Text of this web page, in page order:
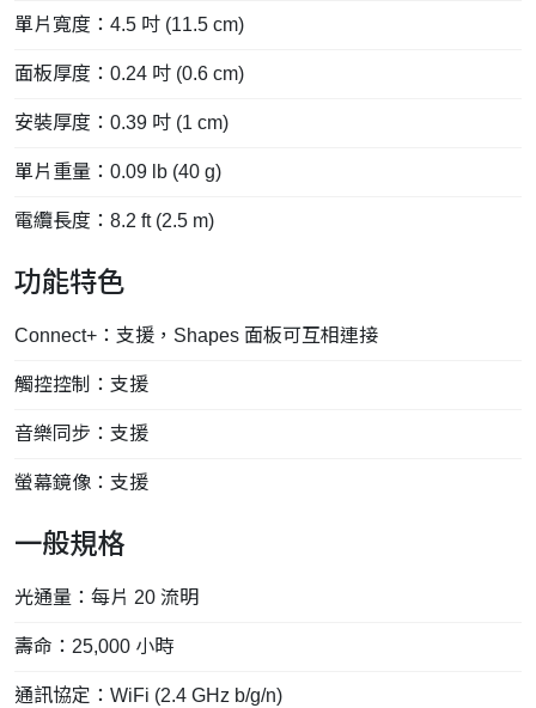
單片寬度：4.5 吋 (11.5 cm)
面板厚度：0.24 吋 (0.6 cm)
安裝厚度：0.39 吋 (1 cm)
單片重量：0.09 lb (40 g)
電纜長度：8.2 ft (2.5 m)
功能特色
Connect+：支援，Shapes 面板可互相連接
觸控控制：支援
音樂同步：支援
螢幕鏡像：支援
一般規格
光通量：每片 20 流明
壽命：25,000 小時
通訊協定：WiFi (2.4 GHz b/g/n)